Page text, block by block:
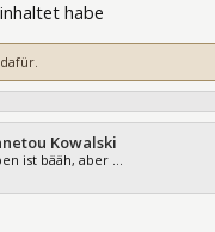
habe
Kowalski
ist bääh, aber ...